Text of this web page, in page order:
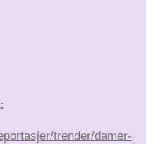
trender/damer-